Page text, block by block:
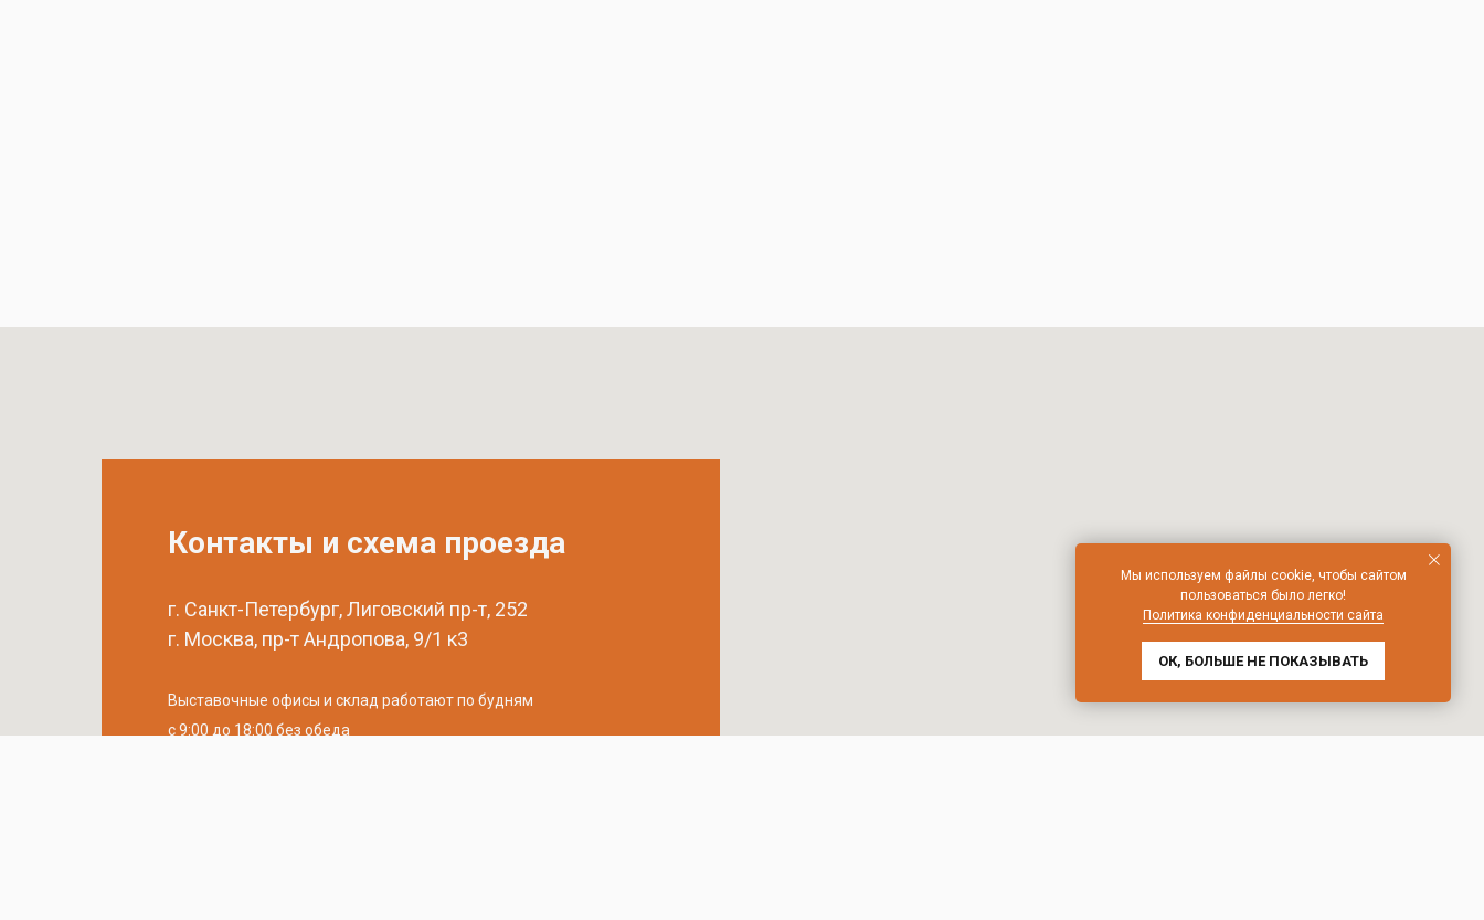
Мы используем файлы cookie, чтобы сайтом
пользоваться было легко!
Политика конфиденциальности сайта
ОК, БОЛЬШЕ НЕ ПОКАЗЫВАТЬ
Контакты и схема проезда
г. Санкт-Петербург, Лиговский пр-т, 252
г. Москва, пр-т Андропова, 9/1 к3
Выставочные офисы и склад работают по будням
с 9:00 до 18:00 без обеда